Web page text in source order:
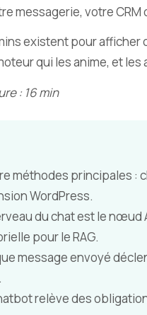
messagerie, votre
existent pour afficher
qui les anime, et
: 16 min
méthodes principales :
WordPress.
du chat est le nœud
pour le RAG.
message envoyé
relève des